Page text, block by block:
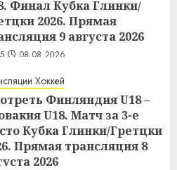
Финал Кубка Глинки/
2026. Прямая
9 августа 2026
08.08.2026
Хоккей
Финляндия U18 –
U18. Матч за 3-е
Кубка Глинки/Гретцки
Прямая трансляция 8
2026